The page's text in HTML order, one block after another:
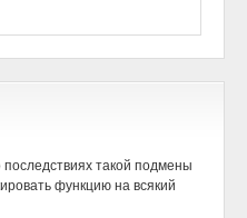
такой подмены
функцию на всякий